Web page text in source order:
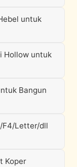
untuk
Hollow untuk
Bangun
F4/Letter/dll
Koper